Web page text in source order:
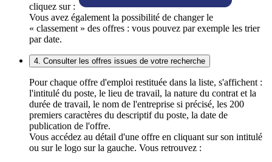
cliquez sur :
Vous avez également la possibilité de changer le
« classement » des offres : vous pouvez par exemple les trier
par date.
4. Consulter les offres issues de votre recherche
Pour chaque offre d'emploi restituée dans la liste, s'affichent :
l'intitulé du poste, le lieu de travail, la nature du contrat et la
durée de travail, le nom de l'entreprise si précisé, les 200
premiers caractères du descriptif du poste, la date de
publication de l'offre.
Vous accédez au détail d'une offre en cliquant sur son intitulé
ou sur le logo sur la gauche. Vous retrouvez :